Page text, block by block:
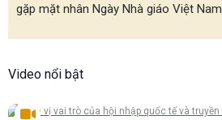
gặp mặt nhân Ngày Nhà giáo Việt Nam
Video nổi bật